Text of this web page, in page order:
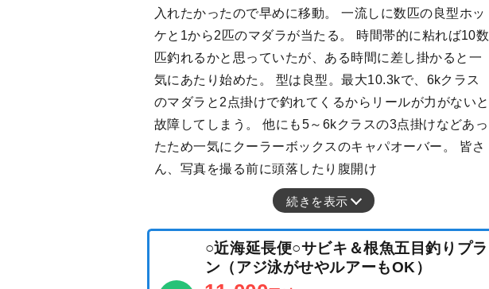
入れたかったので早めに移動。 一流しに数匹の良型ホッ
ケと1から2匹のマダラが当たる。 時間帯的に粘れば10数
匹釣れるかと思っていたが、ある時間に差し掛かると一
気にあたり始めた。 型は良型。最大10.3kで、6kクラス
のマダラと2点掛けで釣れてくるからリールが力がないと
故障してしまう。 他にも5～6kクラスの3点掛けなどあっ
たため一気にクーラーボックスのキャパオーバー。 皆さ
ん、写真を撮る前に頭落したり腹開け
続きを表示